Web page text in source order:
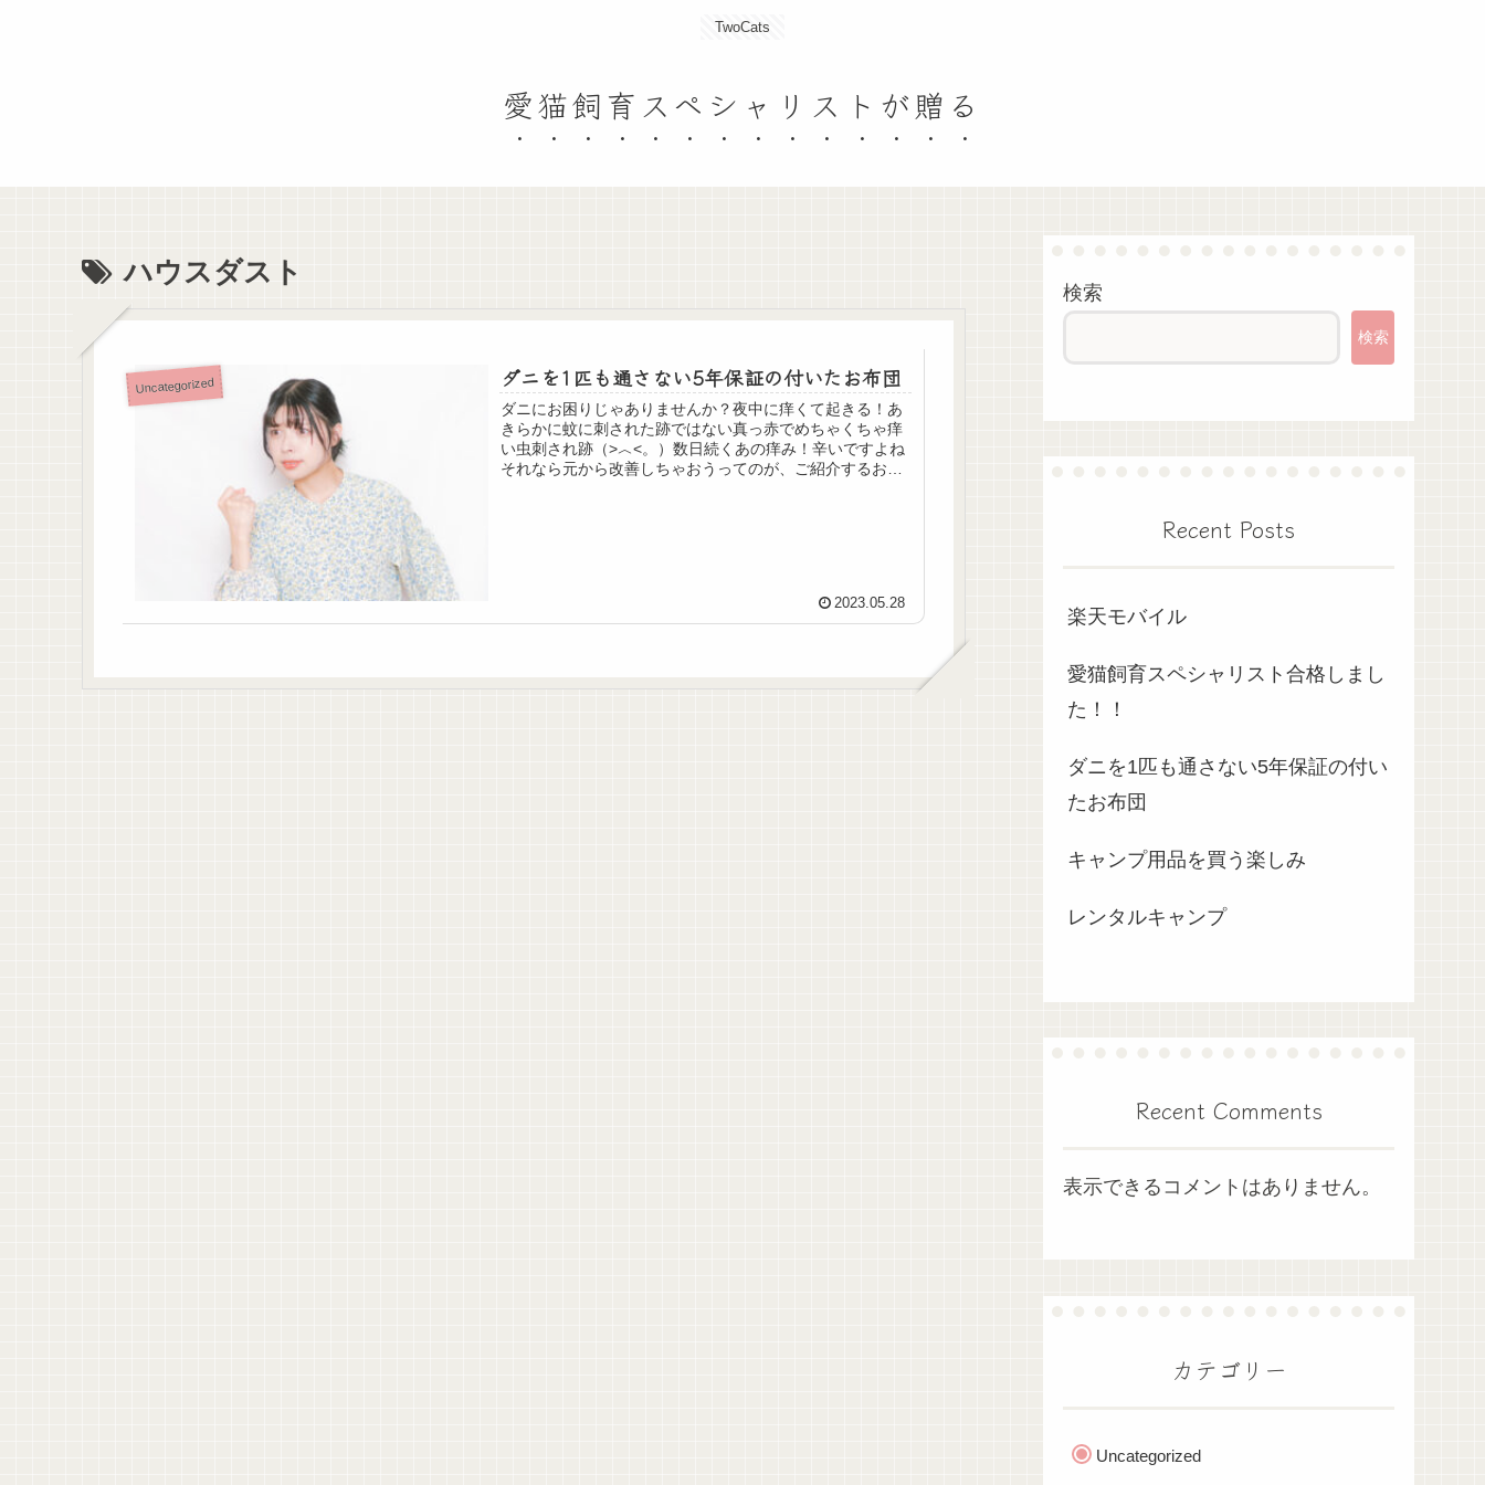
TwoCats
愛猫飼育スペシャリストが贈る
ハウスダスト
Uncategorized ダニを1匹も通さない5年保証の付いたお布団
ダニにお困りじゃありませんか？夜中に痒くて起きる！あ
きらかに蚊に刺された跡ではない真っ赤でめちゃくちゃ痒
い虫刺され跡（>︿<。）数日続くあの痒み！辛いですよね
それなら元から改善しちゃおうってのが、ご紹介するお布
2023.05.28
検索
検索
Recent Posts
楽天モバイル
愛猫飼育スペシャリスト合格しまし
た！！
ダニを1匹も通さない5年保証の付い
たお布団
キャンプ用品を買う楽しみ
レンタルキャンプ
Recent Comments
表示できるコメントはありません。
カテゴリー
Uncategorized